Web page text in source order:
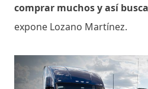
comprar muchos y así
expone Lozano Martínez.